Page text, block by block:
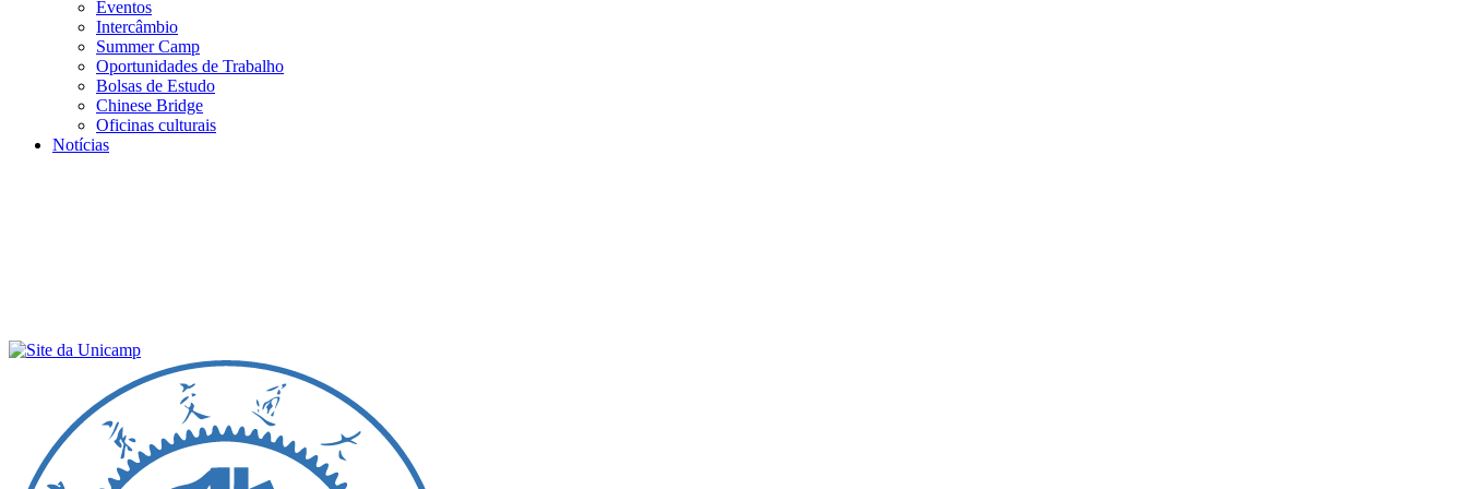
Eventos
Intercâmbio
Summer Camp
Oportunidades de Trabalho
Bolsas de Estudo
Chinese Bridge
Oficinas culturais
Notícias